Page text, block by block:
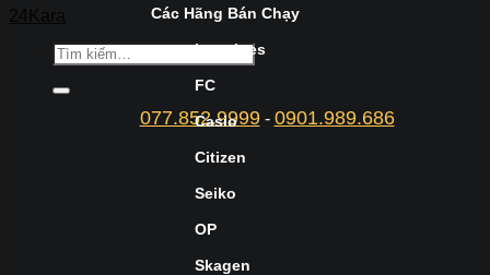
077.852.9999- 0901.989.686
Các Hãng Bán Chạy
Longines
FC
Casio
Citizen
Seiko
OP
Skagen